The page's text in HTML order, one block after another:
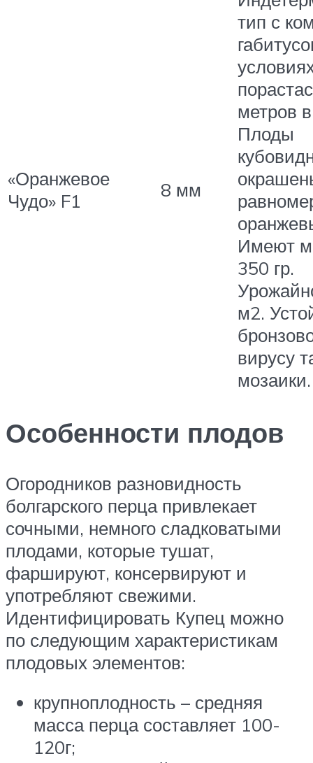
«Оранжевое
Чудо» F1
8 мм
тип с
метров
Плоды
Имеют
350 гр.
м2.
вирусу
мозаики.
Особенности плодов
Огородников разновидность
болгарского перца привлекает
сочными, немного сладковатыми
плодами, которые тушат,
фаршируют, консервируют и
употребляют свежими.
Идентифицировать Купец можно
по следующим характеристикам
плодовых элементов:
крупноплодность – средняя
масса перца составляет 100-
120г;